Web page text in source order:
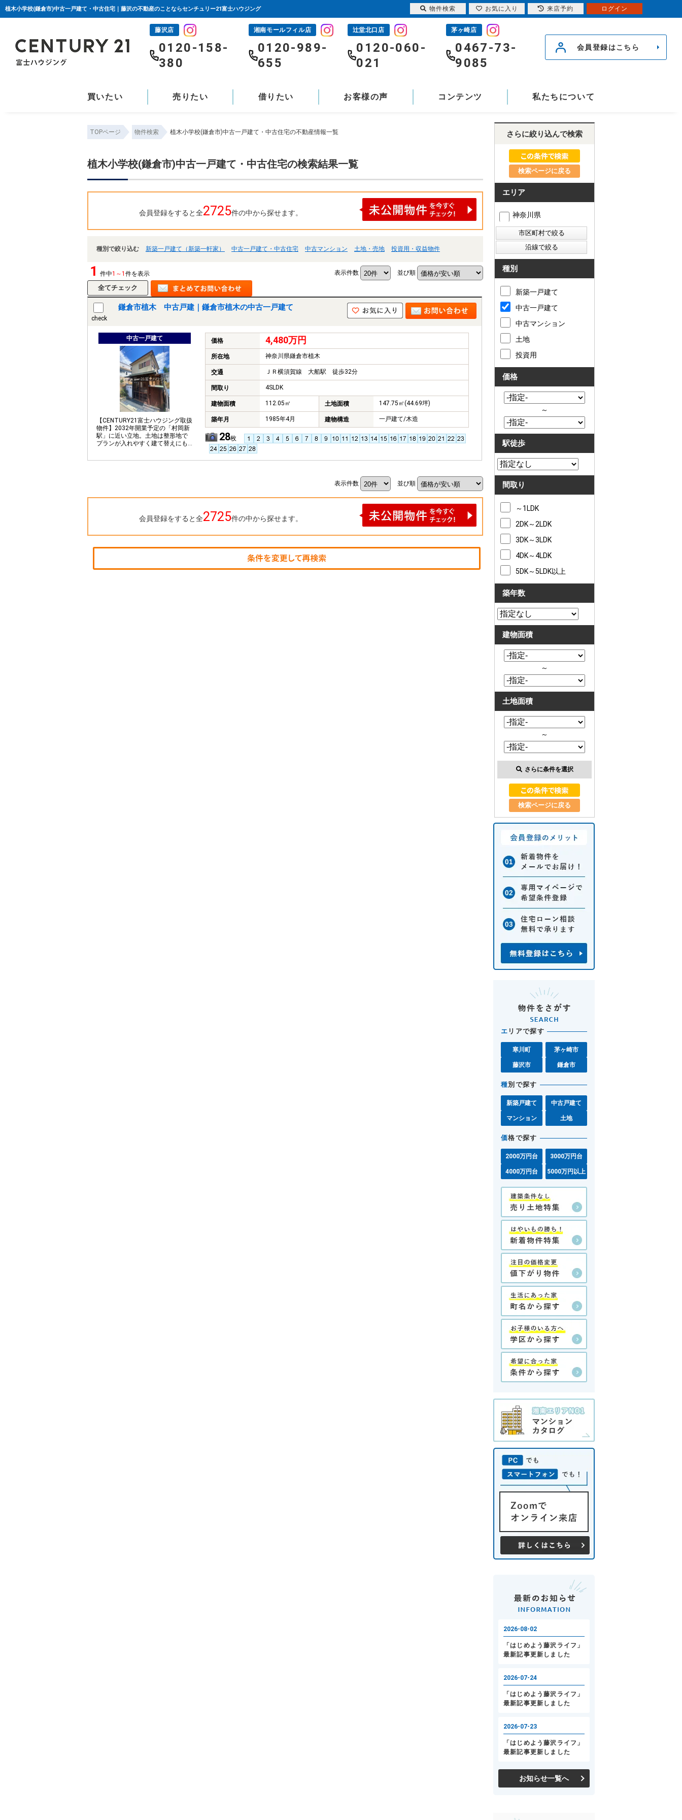
植木小学校(鎌倉市)中古一戸建て・中古住宅｜藤沢の不動産のことならセンチュリー21富士ハウジング
藤沢店
0120-158-
380
湘南モールフィル店
0120-989-
655
辻堂北口店
0120-060-
021
茅ヶ崎店
0467-73-
9085
会員登録はこちら
買いたい 売りたい 借りたい お客様の声 コンテンツ 私たちについて
TOPページ 物件検索 植木小学校(鎌倉市)中古一戸建て・中古住宅の不動産情報一覧
植木小学校(鎌倉市)中古一戸建て・中古住宅の検索結果一覧
会員登録をすると全2725件の中から探せます。
種別で絞り込む 新築一戸建て（新築一軒家） 中古一戸建て・中古住宅 中古マンション 土地・売地 投資用・収益物件
1 件中1～1 件を表示 表示件数 並び順
check
鎌倉市植木 中古戸建｜鎌倉市植木の中古一戸建て
中古一戸建て
【CENTURY21富士ハウジング取扱
物件】2032年開業予定の「村岡新
駅」に近い立地。土地は整形地で
プランが入れやすく建て替えにも
価格 4,480万円
所在地 神奈川県鎌倉市植木
交通 ＪＲ横須賀線 大船駅 徒歩32分
間取り 4SLDK
建物面積 112.05㎡ 土地面積 147.75㎡(44.69坪)
築年月 1985年4月 建物構造 一戸建て/木造
28枚
表示件数 並び順
会員登録をすると全2725件の中から探せます。
さらに絞り込んで検索
検索ページに戻る
エリア
神奈川県
種別
新築一戸建て
中古一戸建て
中古マンション
土地
投資用
価格
～
駅徒歩
間取り
～1LDK
2DK～2LDK
3DK～3LDK
4DK～4LDK
5DK～5LDK以上
築年数
建物面積
～
土地面積
～
さらに条件を選択
検索ページに戻る
エ リアで探す
寒川町 茅ヶ崎市
藤沢市 鎌倉市
種別で探す
新築戸建て 中古戸建て
マンション 土地
価格で探す
2000万円台 3000万円台
4000万円台 5000万円以上
お知らせ一覧へ
物件検索 お気に入り 来店予約 ログイン